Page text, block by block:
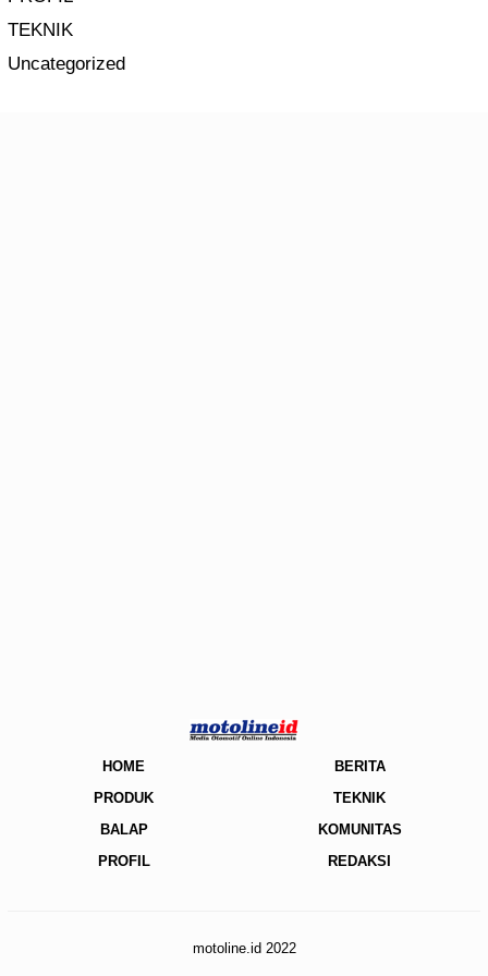
TEKNIK
Uncategorized
HOME
BERITA
PRODUK
TEKNIK
BALAP
KOMUNITAS
PROFIL
REDAKSI
motoline.id 2022